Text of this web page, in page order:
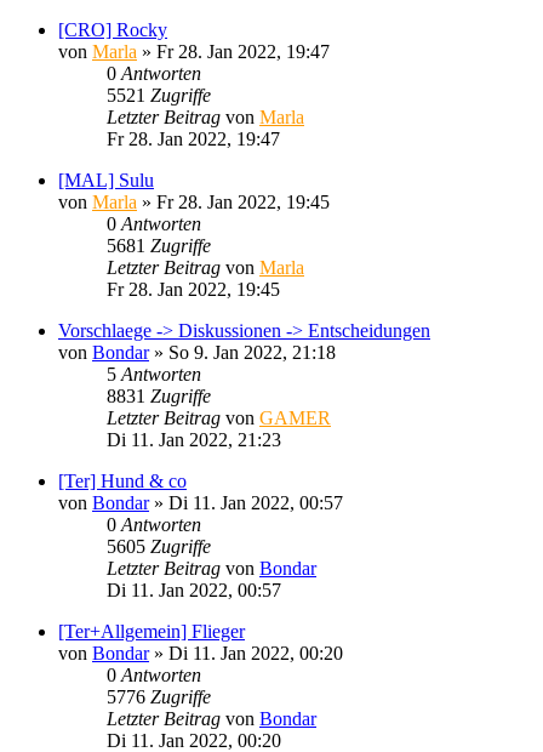
[CRO] Rocky
von Marla » Fr 28. Jan 2022, 19:47
0 Antworten
5521 Zugriffe
Letzter Beitrag von Marla
Fr 28. Jan 2022, 19:47
[MAL] Sulu
von Marla » Fr 28. Jan 2022, 19:45
0 Antworten
5681 Zugriffe
Letzter Beitrag von Marla
Fr 28. Jan 2022, 19:45
Vorschlaege -> Diskussionen -> Entscheidungen
von Bondar» So 9. Jan 2022, 21:18
5 Antworten
8831 Zugriffe
Letzter Beitrag von GAMER
Di 11. Jan 2022, 21:23
[Ter] Hund & co
von Bondar» Di 11. Jan 2022, 00:57
0 Antworten
5605 Zugriffe
Letzter Beitrag von Bondar
Di 11. Jan 2022, 00:57
[Ter+Allgemein] Flieger
von Bondar» Di 11. Jan 2022, 00:20
0 Antworten
5776 Zugriffe
Letzter Beitrag von Bondar
Di 11. Jan 2022, 00:20